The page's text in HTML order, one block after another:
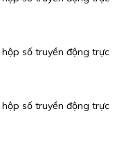
số truyền động trực
số truyền động trực